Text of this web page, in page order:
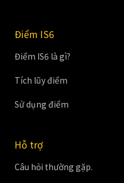
Điểm IS6
Điểm IS6 là gì?
Tích lũy điểm
Sử dụng điểm
Hỗ trợ
Câu hỏi thường gặp.